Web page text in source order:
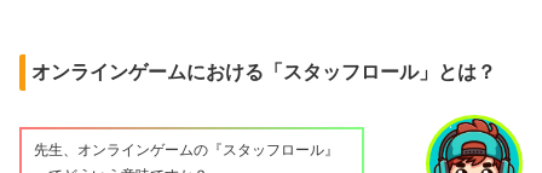
オンラインゲームにおける「スタッフロール」とは？
先生、オンラインゲームの『スタッフロール』